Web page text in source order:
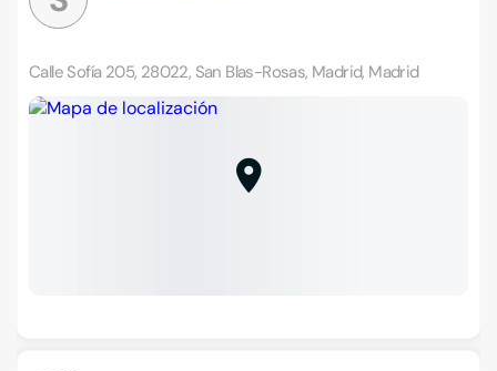
Calle Sofía 205, 28022, San Blas-Rosas, Madrid, Madrid